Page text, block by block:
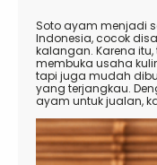
Soto ayam menjadi
Indonesia, cocok
kalangan. Karena
membuka usaha
tapi juga mudah
yang terjangkau.
ayam untuk jualan,